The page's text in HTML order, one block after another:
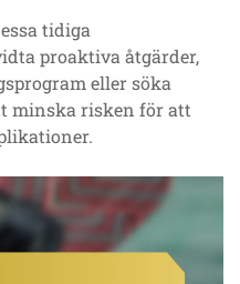
tidiga
proaktiva åtgärder,
eller söka
minska risken för att